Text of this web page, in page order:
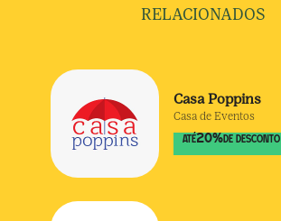
RELACIONADOS
Casa Poppins
Casa de Eventos
ATÉ20% DE DESCONTO